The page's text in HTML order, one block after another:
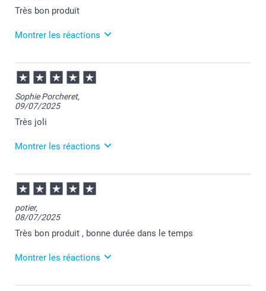
Très bon produit
Montrer les réactions
24/06/2026
11:50
Merci pour votre commande Bruno et pour votre
retour positif.
Je vous souhaite une belle journée.
Cordialement,
Sophie Porcheret,
09/07/2025
Très joli
Montrer les réactions
10/07/2025
07:21
Bonjour Sophie,
Je vous remercie pour votre commande et je suis
heureuse d'apprendre votre satisfaction.
Nous restons à votre écoute et je vous souhaite une
belle journée.
Cordialement,
potier,
08/07/2025
Très bon produit , bonne durée dans le temps
Montrer les réactions
09/07/2025